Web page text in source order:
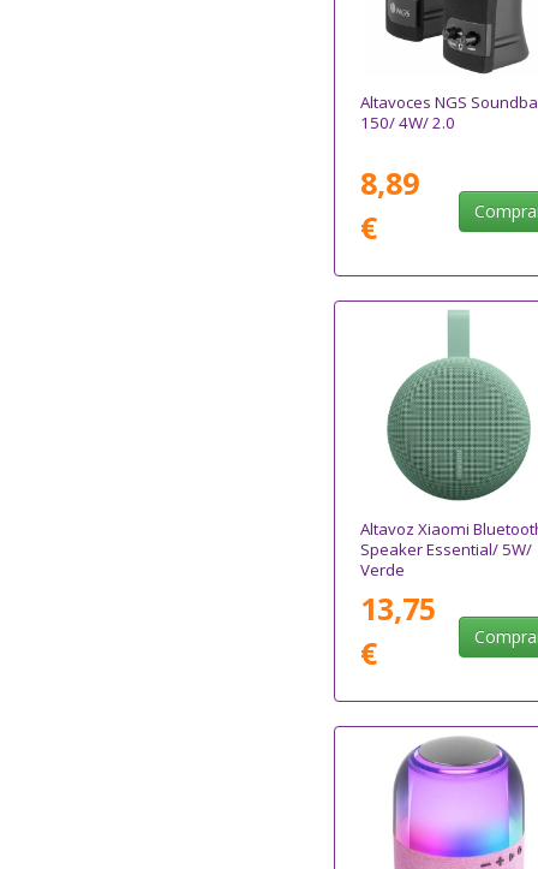
Altavoces NGS
150/ 4W/ 2.0
8,89
€
Altavoz Xiaomi
Speaker Essential/ 5W/
Verde
13,75
€